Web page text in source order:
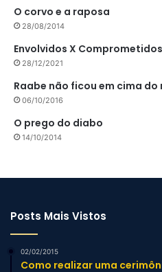
O corvo e a raposa
28/08/2014
Envolvidos X Comprometidos
28/12/2021
Raabe não ficou em cima do
06/10/2016
O prego do diabo
14/10/2014
Posts Mais Vistos
02/02/2015
Como realizar uma